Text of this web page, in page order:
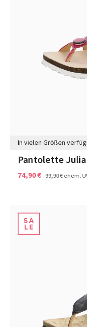
In vielen Größen
Pantolette
74,90 € 99,90 €ehem.